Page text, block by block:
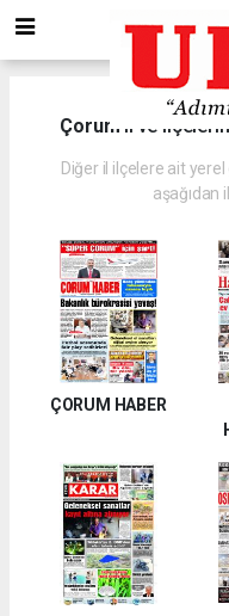
Çorum il ve
Diğer il ilçelere ait
aşağıdan
ÇORUM HABER